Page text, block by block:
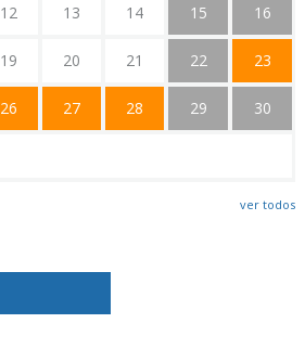
12 13 14 15 16
19 20 21 22 23
26 27 28 29 30
ver todos